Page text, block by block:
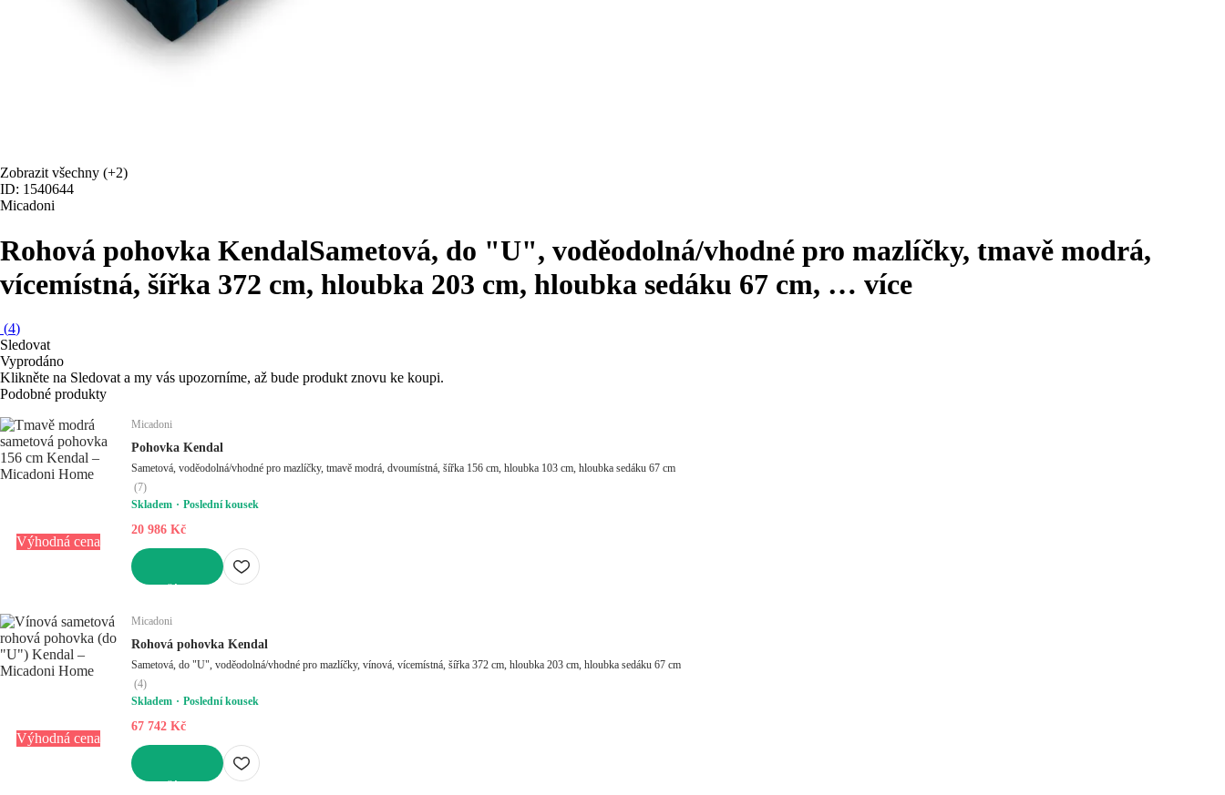
Zobrazit všechny (+2)
ID: 1540644
Micadoni
Rohová pohovka KendalSametová, do "U", voděodolná/vhodné pro mazlíčky, tmavě modrá,
vícemístná, šířka 372 cm, hloubka 203 cm, hloubka sedáku 67 cm, … více
(4)
Sledovat
Vyprodáno
Klikněte na Sledovat a my vás upozorníme, až bude produkt znovu ke koupi.
Podobné produkty
Výhodná cena
Micadoni
Pohovka Kendal
Sametová, voděodolná/vhodné pro mazlíčky, tmavě modrá, dvoumístná, šířka 156 cm, hloubka 103 cm, hloubka sedáku 67 cm
(7)
Skladem
Poslední kousek
20 986 Kč
Výhodná cena
Micadoni
Rohová pohovka Kendal
Sametová, do "U", voděodolná/vhodné pro mazlíčky, vínová, vícemístná, šířka 372 cm, hloubka 203 cm, hloubka sedáku 67 cm
(4)
Skladem
Poslední kousek
67 742 Kč